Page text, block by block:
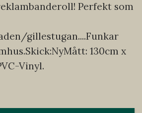
Perfekt som
gillestugan....Funkar
130cm x
Vinyl.